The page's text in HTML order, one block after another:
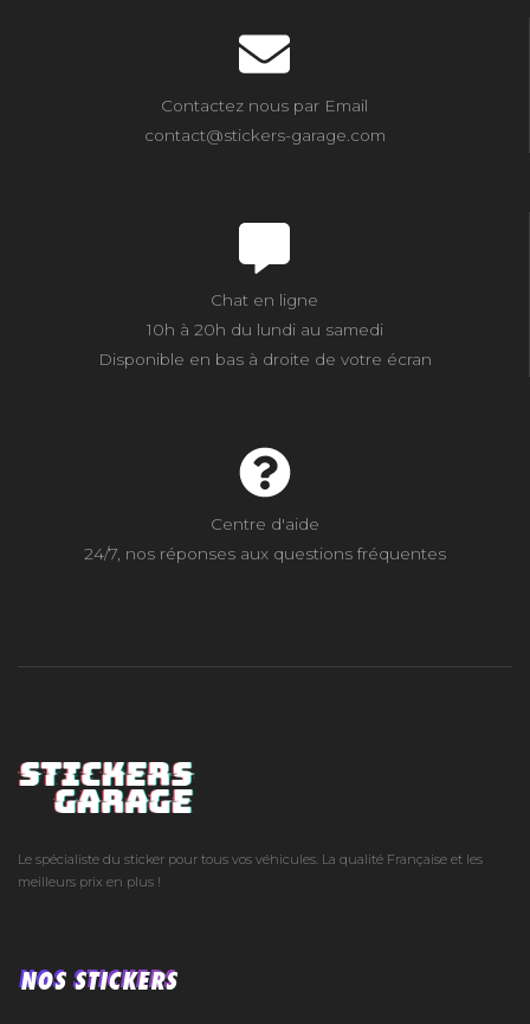
Contactez nous par Email
contact@stickers-garage.com
Chat en ligne
10h à 20h du lundi au samedi
Disponible en bas à droite de votre écran
Centre d'aide
24/7, nos réponses aux questions fréquentes
Le spécialiste du sticker pour tous vos véhicules. La qualité Française et les
meilleurs prix en plus !
NOS STICKERS